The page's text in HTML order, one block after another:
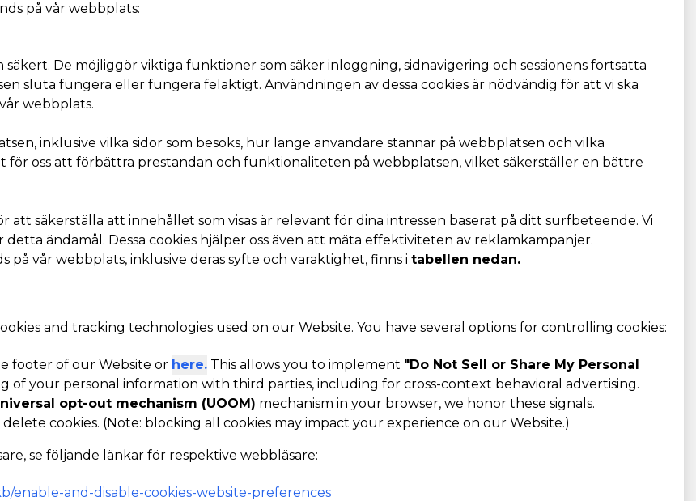
på vår webbplats:
De möjliggör viktiga funktioner som säker inloggning, sidnavigering och sessionens fortsatta
sluta fungera eller fungera felaktigt. Användningen av dessa cookies är nödvändig för att vi ska
webbplats.
inklusive vilka sidor som besöks, hur länge användare stannar på webbplatsen och vilka
för oss att förbättra prestandan och funktionaliteten på webbplatsen, vilket säkerställer en bättre
att säkerställa att innehållet som visas är relevant för dina intressen baserat på ditt surfbeteende. Vi
ändamål. Dessa cookies hjälper oss även att mäta effektiviteten av reklamkampanjer.
på vår webbplats, inklusive deras syfte och varaktighet, finns i tabellen nedan.
and tracking technologies used on our Website. You have several options for controlling cookies:
footer of our Website or here. This allows you to implement "Do Not Sell or Share My Personal
of your personal information with third parties, including for cross-context behavioral advertising.
opt-out mechanism (UOOM) mechanism in your browser, we honor these signals.
cookies. (Note: blocking all cookies may impact your experience on our Website.)
se följande länkar för respektive webbläsare:
enable-and-disable-cookies-website-preferences